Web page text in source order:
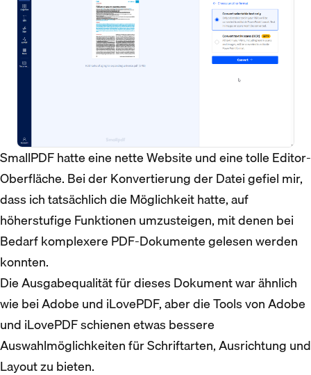
SmallPDF hatte eine nette Website und eine tolle Editor-
Oberfläche. Bei der Konvertierung der Datei gefiel mir,
dass ich tatsächlich die Möglichkeit hatte, auf
höherstufige Funktionen umzusteigen, mit denen bei
Bedarf komplexere PDF-Dokumente gelesen werden
konnten.
Die Ausgabequalität für dieses Dokument war ähnlich
wie bei Adobe und iLovePDF, aber die Tools von Adobe
und iLovePDF schienen etwas bessere
Auswahlmöglichkeiten für Schriftarten, Ausrichtung und
Layout zu bieten.